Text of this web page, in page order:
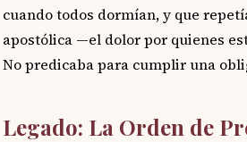
cuando todos dormían, y que
apostólica —el dolor por quienes
No predicaba para cumplir una
Legado: La Orden de